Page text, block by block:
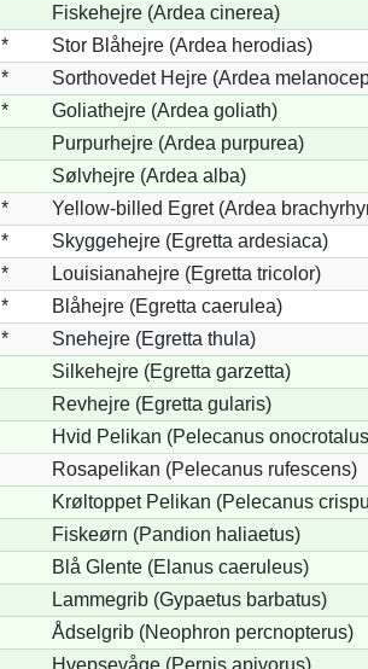
Fiskehejre (Ardea cinerea)
*
Stor Blåhejre (Ardea herodias)
*
Sorthovedet Hejre (Ardea
*
Goliathejre (Ardea goliath)
Purpurhejre (Ardea purpurea)
Sølvhejre (Ardea alba)
*
Yellow-billed Egret (Ardea
*
Skyggehejre (Egretta ardesiaca)
*
Louisianahejre (Egretta tricolor)
*
Blåhejre (Egretta caerulea)
*
Snehejre (Egretta thula)
Silkehejre (Egretta garzetta)
Revhejre (Egretta gularis)
Hvid Pelikan (Pelecanus
Rosapelikan (Pelecanus rufescens)
Krøltoppet Pelikan (Pelecanus
Fiskeørn (Pandion haliaetus)
Blå Glente (Elanus caeruleus)
Lammegrib (Gypaetus barbatus)
Ådselgrib (Neophron percnopterus)
Hvepsevåge (Pernis apivorus)